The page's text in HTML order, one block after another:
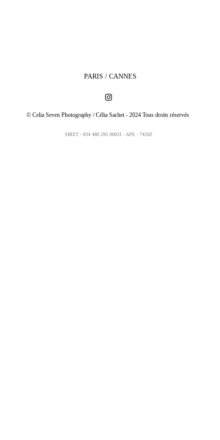
© Celia Seven Photography / Célia Sachet - 2024 Tous droits réservés
SIRET - 834 480 295 00031 - APE : 7420Z
PARIS / CANNES